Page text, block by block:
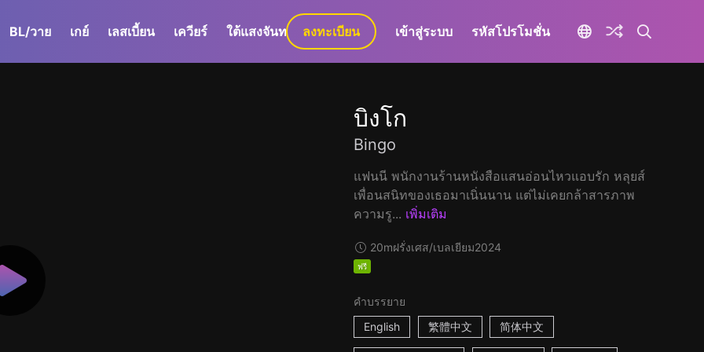
BL/วาย เกย์ เลสเบี้ยน เควียร์ ใต้แสงจันทร์ GaLa+
ลงทะเบียน เข้าสู่ระบบ รหัสโปรโมชั่น
บิงโก
Bingo
แฟนนี พนักงานร้านหนังสือแสนอ่อนไหวแอบรัก หลุยส์
เพื่อนสนิทของเธอมาเนิ่นนาน แต่ไม่เคยกล้าสารภาพ
ความรู... เพิ่มเติม
20mฝรั่งเศส/เบลเยียม2024
ฟรี
คำบรรยาย
English
繁體中文 简体中文